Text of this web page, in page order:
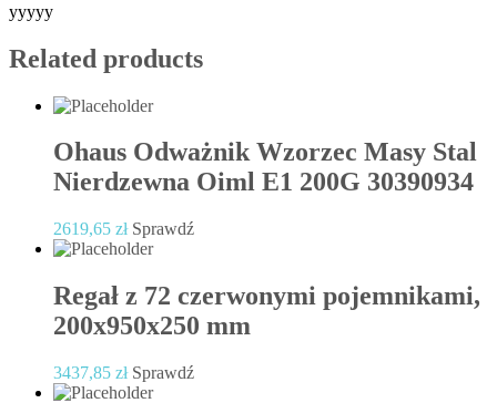
yyyyy
Related products
Ohaus Odważnik Wzorzec Masy Stal
Nierdzewna Oiml E1 200G 30390934
2619,65 zł Sprawdź
Regał z 72 czerwonymi pojemnikami,
200x950x250 mm
3437,85 zł Sprawdź